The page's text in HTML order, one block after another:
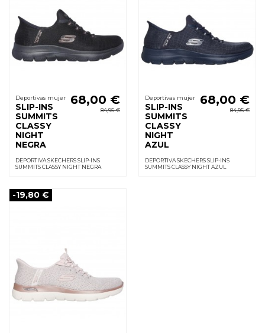
Deportivas mujer
SLIP-INS
SUMMITS
CLASSY
NIGHT
NEGRA
68,00 €
84,95 €
DEPORTIVA SKECHERS SLIP-INS
SUMMITS CLASSY NIGHT NEGRA
Deportivas mujer
SLIP-INS
SUMMITS
CLASSY
NIGHT
AZUL
68,00 €
84,95 €
DEPORTIVA SKECHERS SLIP-INS
SUMMITS CLASSY NIGHT AZUL
-19,80 €